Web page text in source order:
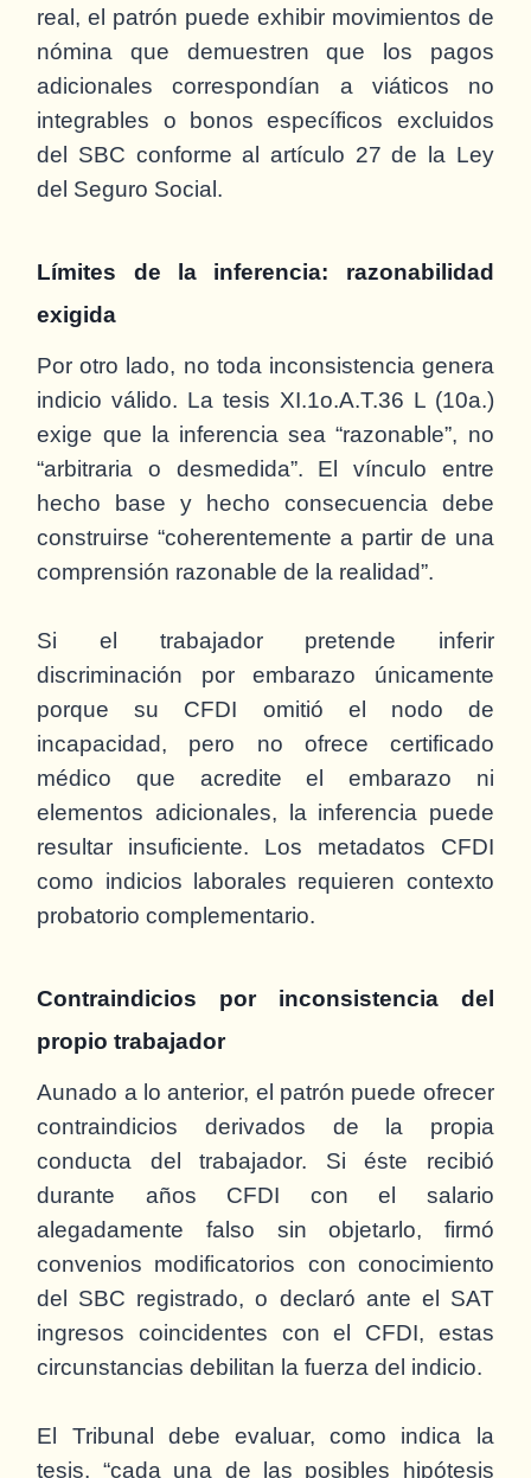
real, el patrón puede exhibir movimientos de
nómina que demuestren que los pagos
adicionales correspondían a viáticos no
integrables o bonos específicos excluidos
del SBC conforme al artículo 27 de la Ley
del Seguro Social.
Límites de la inferencia: razonabilidad
exigida
Por otro lado, no toda inconsistencia genera
indicio válido. La tesis XI.1o.A.T.36 L (10a.)
exige que la inferencia sea “razonable”, no
“arbitraria o desmedida”. El vínculo entre
hecho base y hecho consecuencia debe
construirse “coherentemente a partir de una
comprensión razonable de la realidad”.
Si el trabajador pretende inferir
discriminación por embarazo únicamente
porque su CFDI omitió el nodo de
incapacidad, pero no ofrece certificado
médico que acredite el embarazo ni
elementos adicionales, la inferencia puede
resultar insuficiente. Los metadatos CFDI
como indicios laborales requieren contexto
probatorio complementario.
Contraindicios por inconsistencia del
propio trabajador
Aunado a lo anterior, el patrón puede ofrecer
contraindicios derivados de la propia
conducta del trabajador. Si éste recibió
durante años CFDI con el salario
alegadamente falso sin objetarlo, firmó
convenios modificatorios con conocimiento
del SBC registrado, o declaró ante el SAT
ingresos coincidentes con el CFDI, estas
circunstancias debilitan la fuerza del indicio.
El Tribunal debe evaluar, como indica la
tesis, “cada una de las posibles hipótesis